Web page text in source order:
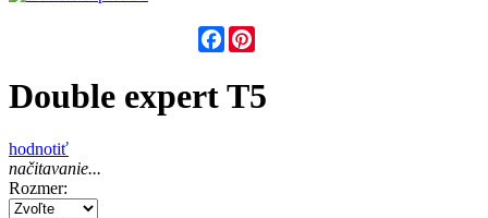
Facebook
Double expert T5
hodnotiť
načitavanie...
Rozmer: